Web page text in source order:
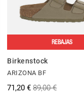
REBAJAS
Birkenstock
ARIZONA BF
71,20 € 89,00 €